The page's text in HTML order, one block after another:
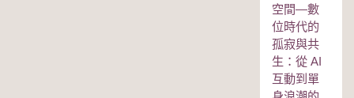
空間—數
位時代的
孤寂與共
生：從 AI
互動到單